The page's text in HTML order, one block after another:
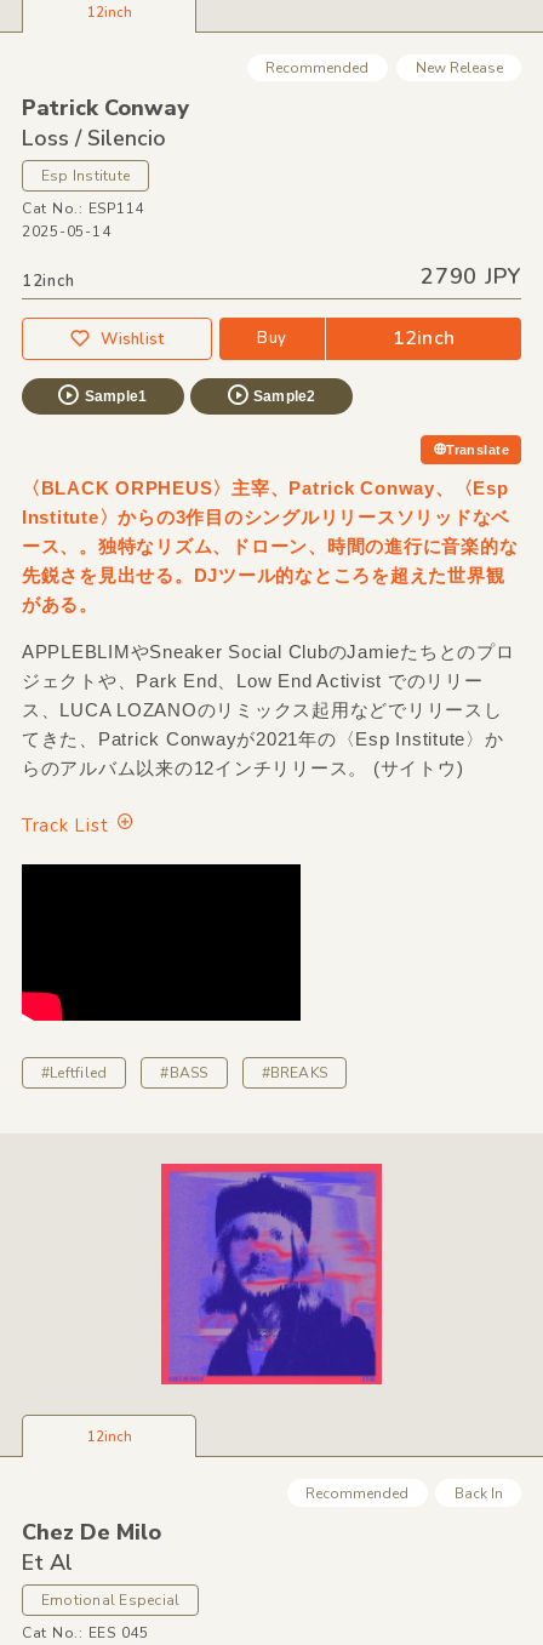
12inch
Recommended New Release
Patrick Conway
Loss /Silencio
Esp Institute
Cat No.: ESP114
2025-05-14
12inch 2790 JPY
Wishlist Buy 12inch
Sample1 Sample2
Translate
〈BLACK ORPHEUS〉主宰、Patrick Conway、〈Esp
Institute〉からの3作目のシングルリリースソリッドなベ
ース、。独特なリズム、ドローン、時間の進行に音楽的な
先鋭さを見出せる。DJツール的なところを超えた世界観
がある。
APPLEBLIMやSneaker Social ClubのJamieたちとのプロ
ジェクトや、Park End、Low End Activist でのリリー
ス、LUCA LOZANOのリミックス起用などでリリースし
てきた、Patrick Conwayが2021年の〈Esp Institute〉か
らのアルバム以来の12インチリリース。 (サイトウ)
Track List
#Leftfiled #BASS #BREAKS
12inch
Recommended Back In
Chez De Milo
Et Al
Emotional Especial
Cat No.: EES 045